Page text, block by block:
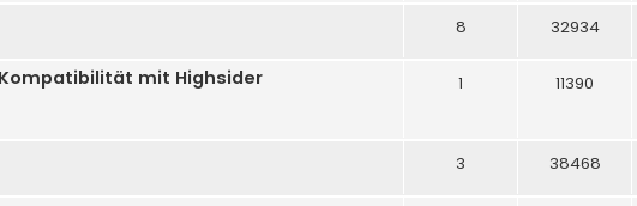
8 32934
mit Highsider
1 11390
3 38468